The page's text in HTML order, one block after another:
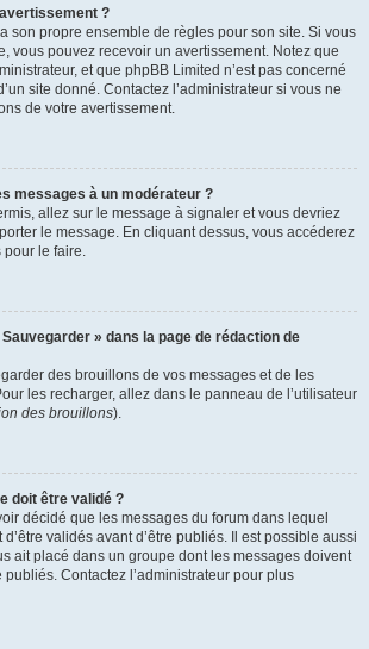
?
son propre ensemble de règles pour son site. Si vous
vous pouvez recevoir un avertissement. Notez que
et que phpBB Limited n’est pas concerné
site donné. Contactez l’administrateur si vous ne
de votre avertissement.
messages à un modérateur ?
allez sur le message à signaler et vous devriez
le message. En cliquant dessus, vous accéderez
pour le faire.
» dans la page de rédaction de
des brouillons de vos messages et de les
les recharger, allez dans le panneau de l’utilisateur
des brouillons).
doit être validé ?
décidé que les messages du forum dans lequel
validés avant d’être publiés. Il est possible aussi
ait placé dans un groupe dont les messages doivent
publiés. Contactez l’administrateur pour plus